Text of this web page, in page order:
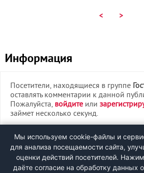
< >
Информация
Посетители, находящиеся в группе
оставлять комментарии к данной
Пожалуйста, войдите или
займет несколько секунд.
ВХОД
РЕГИСТРАЦИЯ
Мы используем cookie-файлы и
для анализа посещаемости сайта,
оценки действий посетителей.
даёте согласие на обработку данных